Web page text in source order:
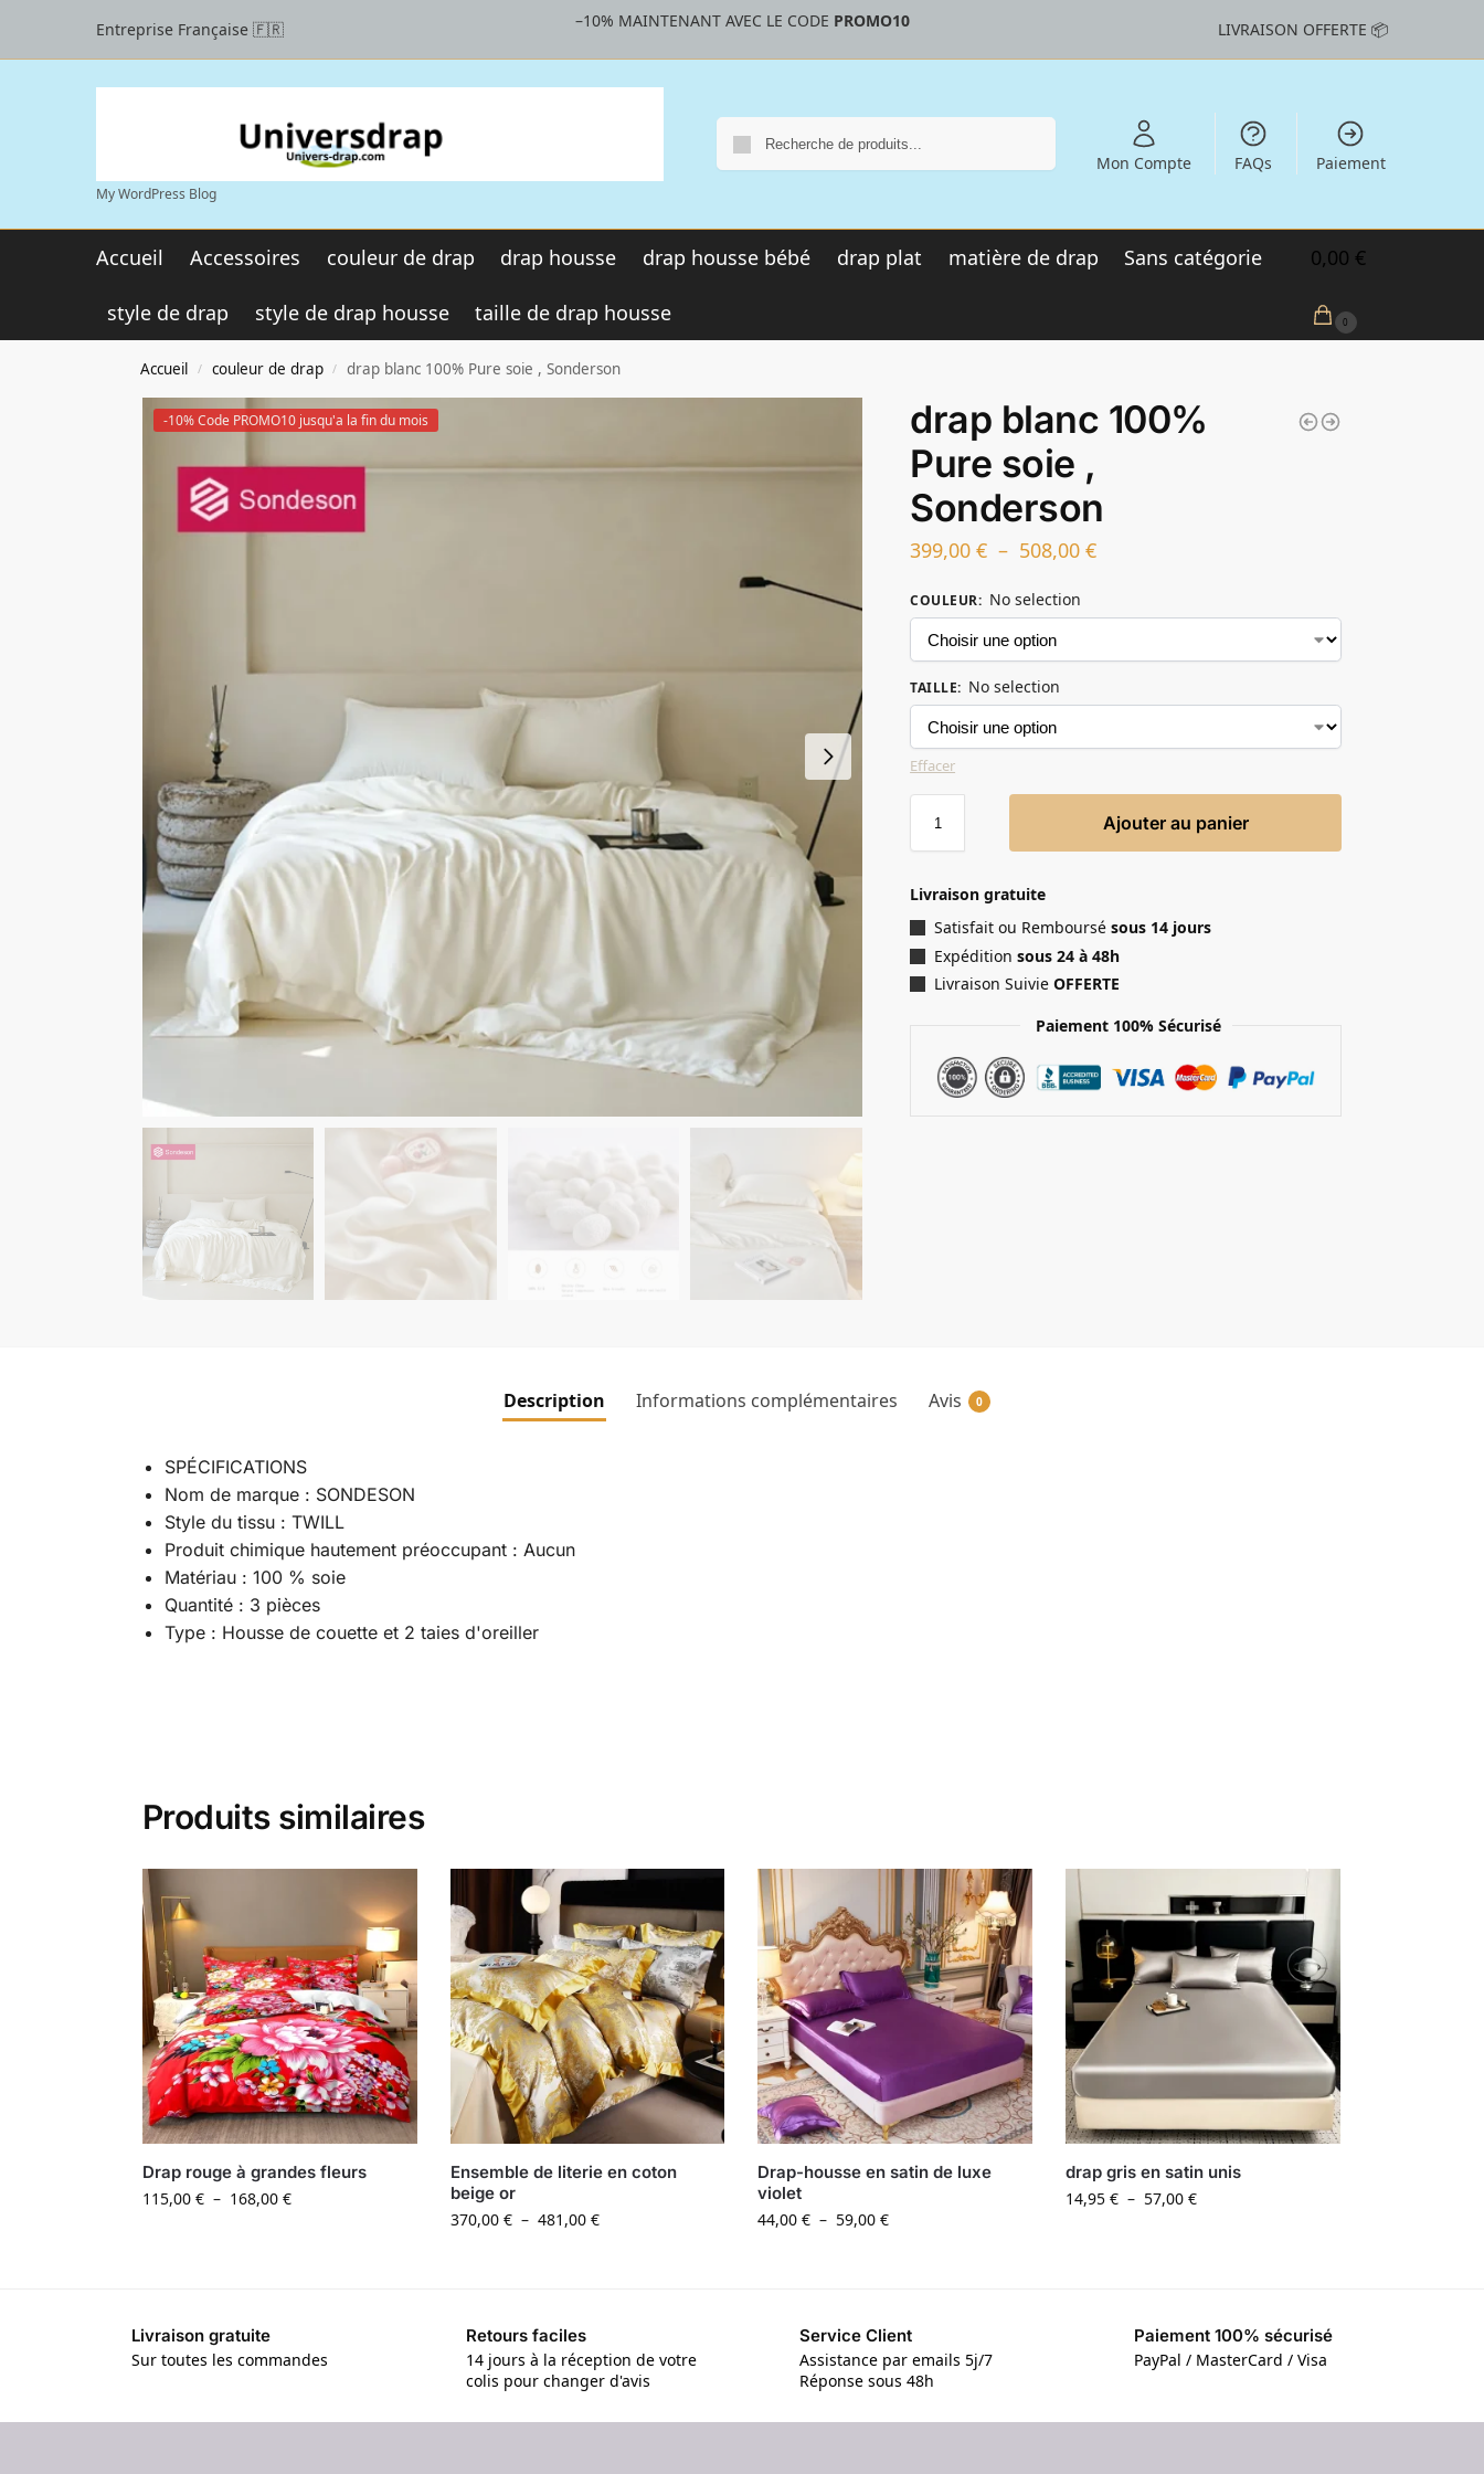
Entreprise Française 🇫🇷 –10% MAINTENANT AVEC LE CODE PROMO10 LIVRAISON OFFERTE 📦
My WordPress Blog
Mon Compte FAQs Paiement
Accueil Accessoires couleur de drap drap housse drap housse bébé drap plat matière de drap Sans catégorie
style de drap style de drap housse taille de drap housse
0,00 €
0
Accueil / couleur de drap / drap blanc 100% Pure soie , Sonderson
-10% Code PROMO10 jusqu'a la fin du mois
drap blanc 100%
Pure soie ,
Sonderson
399,00€ – 508,00€
COULEUR: No selection
TAILLE: No selection
Effacer
Ajouter au panier
Livraison gratuite
Satisfait ou Remboursésous 14 jours
Expédition sous 24 à 48h
Livraison SuivieOFFERTE
Paiement 100% Sécurisé
Description Informations complémentaires Avis 0
SPÉCIFICATIONS
Nom de marque : SONDESON
Style du tissu : TWILL
Produit chimique hautement préoccupant : Aucun
Matériau : 100 % soie
Quantité : 3 pièces
Type : Housse de couette et 2 taies d'oreiller
Produits similaires
Drap rouge à grandes fleurs
115,00 € – 168,00 €
Ensemble de literie en coton
beige or
370,00 € – 481,00 €
Drap-housse en satin de luxe
violet
44,00€ – 59,00€
drap gris en satin unis
14,95€ – 57,00€
Livraison gratuite
Sur toutes les commandes
Retours faciles
14 jours à la réception de votre
colis pour changer d'avis
Service Client
Assistance par emails 5j/7
Réponse sous 48h
Paiement 100% sécurisé
PayPal / MasterCard / Visa